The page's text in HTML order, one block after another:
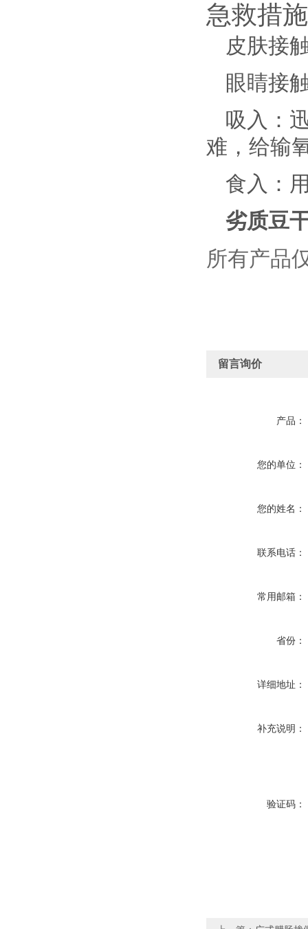
急救措施
皮肤接
眼睛接
吸入：
难，给输
食入：
劣质豆
所有产品
留言询价
产品：
您的单位：
您的姓名：
联系电话：
常用邮箱：
省份：
详细地址：
补充说明：
验证码：